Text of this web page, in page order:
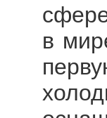
в